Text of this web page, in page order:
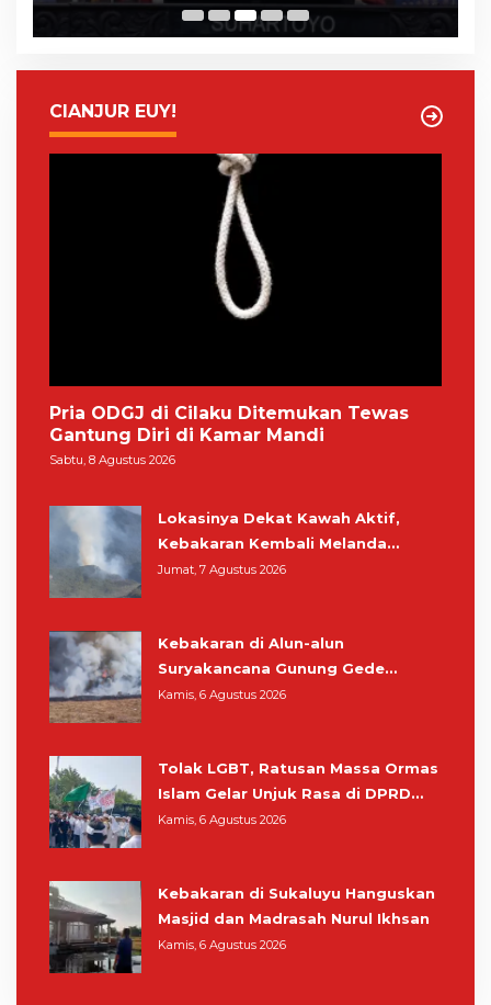
CIANJUR EUY!
Pria ODGJ di Cilaku Ditemukan Tewas
Gantung Diri di Kamar Mandi
Sabtu, 8 Agustus 2026
Lokasinya Dekat Kawah Aktif,
Kebakaran Kembali Melanda
Kawasan Gunung Gede Pangrango
Jumat, 7 Agustus 2026
Kebakaran di Alun-alun
Suryakancana Gunung Gede
Pangrango, Relawan dan Warga
Kamis, 6 Agustus 2026
Tolak LGBT, Ratusan Massa Ormas
Islam Gelar Unjuk Rasa di DPRD
Cianjur
Kamis, 6 Agustus 2026
Kebakaran di Sukaluyu Hanguskan
Masjid dan Madrasah Nurul Ikhsan
Kamis, 6 Agustus 2026